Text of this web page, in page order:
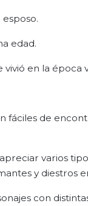
esposo.
edad.
vivió en la época
fáciles de
varios
y diestros
con